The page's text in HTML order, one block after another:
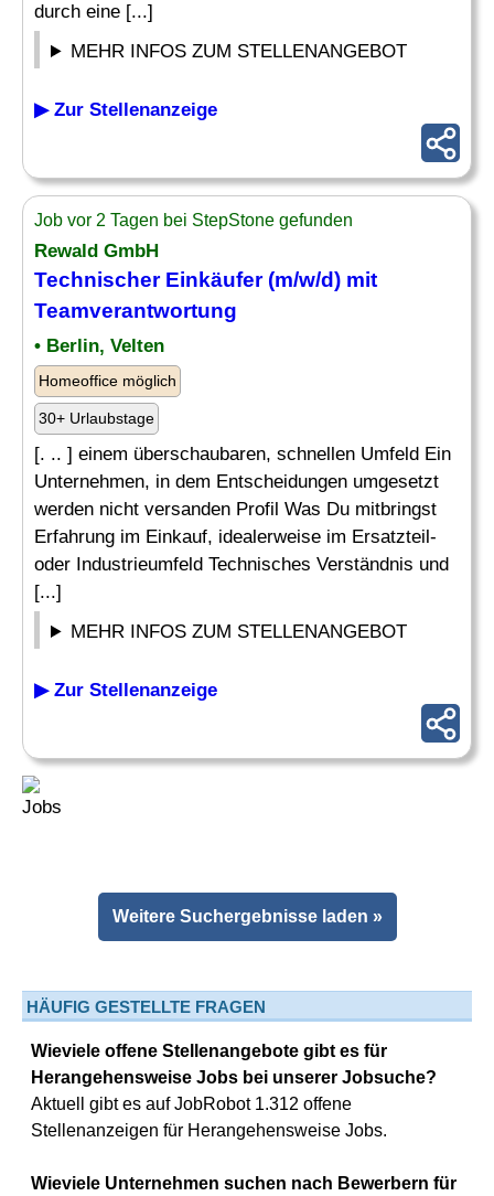
durch eine [...]
MEHR INFOS ZUM STELLENANGEBOT
▶ Zur Stellenanzeige
Job vor 2 Tagen bei StepStone gefunden
Rewald GmbH
Technischer Einkäufer (m/w/d) mit
Teamverantwortung
• Berlin, Velten
Homeoffice möglich
30+ Urlaubstage
[. .. ] einem überschaubaren, schnellen Umfeld Ein
Unternehmen, in dem Entscheidungen umgesetzt
werden nicht versanden Profil Was Du mitbringst
Erfahrung im Einkauf, idealerweise im Ersatzteil-
oder Industrieumfeld Technisches Verständnis und
[...]
MEHR INFOS ZUM STELLENANGEBOT
▶ Zur Stellenanzeige
Weitere Suchergebnisse laden »
HÄUFIG GESTELLTE FRAGEN
Wieviele offene Stellenangebote gibt es für
Herangehensweise Jobs bei unserer Jobsuche?
Aktuell gibt es auf JobRobot 1.312 offene
Stellenanzeigen für Herangehensweise Jobs.
Wieviele Unternehmen suchen nach Bewerbern für